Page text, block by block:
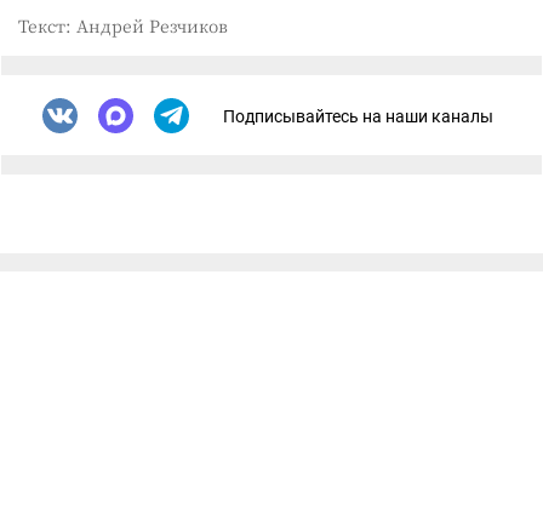
Текст: Андрей Резчиков
Подписывайтесь на наши каналы